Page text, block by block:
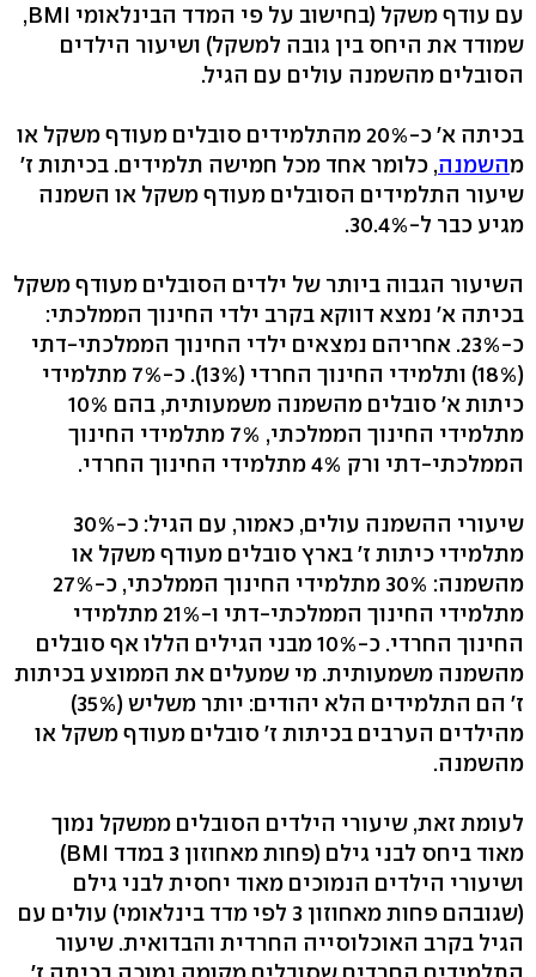
שמודד את היחס בין גובה למשקל) ושיעור הילדים
הסובלים מהשמנה עולים עם הגיל.
בכיתה א' כ-20% מהתלמידים סובלים מעודף משקל או
מהשמנה, כלומר אחד מכל חמישה תלמידים. בכיתות ז'
שיעור התלמידים הסובלים מעודף משקל או השמנה
מגיע כבר ‭.30.4%-ל‬
השיעור הגבוה ביותר של ילדים הסובלים מעודף משקל
בכיתה א' נמצא דווקא בקרב ילדי החינוך הממלכתי:
כ-23%. אחריהם נמצאים ילדי החינוך הממלכתי-דתי
(18%) ותלמידי החינוך החרדי (13%). כ-7% מתלמידי
כיתות א' סובלים מהשמנה משמעותית, בהם 10%
מתלמידי החינוך הממלכתי, 7% מתלמידי החינוך
הממלכתי-דתי ורק 4% מתלמידי החינוך החרדי.
שיעורי ההשמנה עולים, כאמור, עם הגיל: כ-30%
מתלמידי כיתות ז' בארץ סובלים מעודף משקל או
מהשמנה: 30% מתלמידי החינוך הממלכתי, כ-27%
מתלמידי החינוך הממלכתי-דתי ו-21% מתלמידי
החינוך החרדי. כ-10% מבני הגילים הללו אף סובלים
מהשמנה משמעותית. מי שמעלים את הממוצע בכיתות
ז' הם התלמידים הלא יהודים: יותר משליש (35%)
מהילדים הערבים בכיתות ז' סובלים מעודף משקל או
מהשמנה.
לעומת זאת, שיעורי הילדים הסובלים ממשקל נמוך
מאוד ביחס לבני גילם (פחות מאחוזון 3 במדד BMI)
ושיעורי הילדים הנמוכים מאוד יחסית לבני גילם
(שגובהם פחות מאחוזון 3 לפי מדד בינלאומי) עולים עם
הגיל בקרב האוכלוסייה החרדית והבדואית. שיעור